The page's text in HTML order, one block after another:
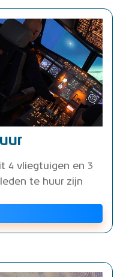
4 vliegtuigen en 3
te huur zijn